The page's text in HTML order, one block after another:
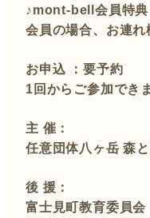
♪mont-bell会員特
会員の場合、お連れ
お申込 ：要予約
1回からご参加でき
主 催：
任意団体八ヶ岳 森
後 援：
富士見町教育委員